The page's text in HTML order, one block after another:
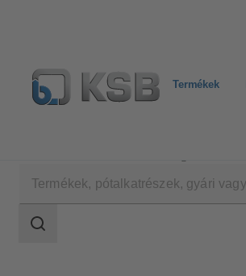
Termékek
tartomány
Keresési